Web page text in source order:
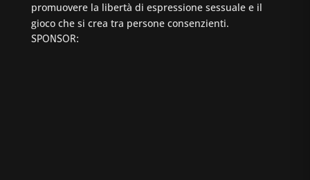
promuovere la libertà di espressione sessuale e il
gioco che si crea tra persone consenzienti.
SPONSOR: